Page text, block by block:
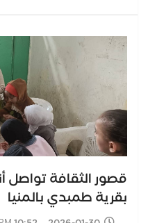
قصور الثقافة تواصل
بقرية طمبدي بالمنيا